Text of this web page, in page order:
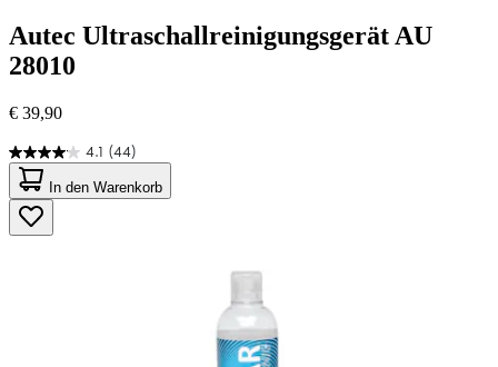
Autec Ultraschallreinigungsgerät AU
28010
€ 39,90
4.1 (44)
4.1
von
5
Sternen.
44
In den Warenkorb